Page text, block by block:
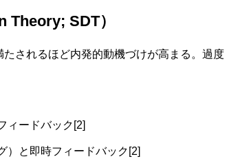
SDT）
されるほど内発的動機づけが高まる。過度
ィードバック[2]
）と即時フィードバック[2]